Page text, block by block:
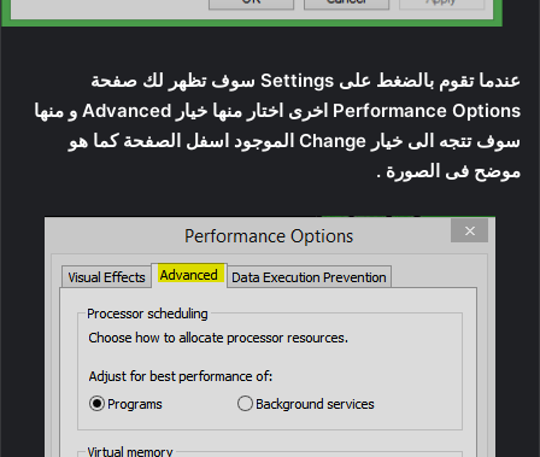
عندما تقوم بالضغط على Settings سوف تظهر لك صفحة
Performance Options اخرى اختار منها خيار Advanced و منها
سوف تتجه الى خيار Change الموجود اسفل الصفحة كما هو
موضح فى الصورة .